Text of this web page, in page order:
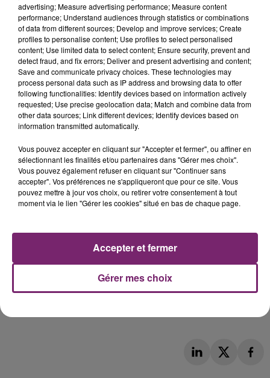
2_O7Bv4Homs
advertising; Measure advertising performance; Measure content
performance; Understand audiences through statistics or combinations
of data from different sources; Develop and improve services; Create
profiles to personalise content; Use profiles to select personalised
content; Use limited data to select content; Ensure security, prevent and
detect fraud, and fix errors; Deliver and present advertising and content;
Save and communicate privacy choices. These technologies may
process personal data such as IP address and browsing data to offer
following functionalities: Identify devices based on information actively
requested; Use precise geolocation data; Match and combine data from
other data sources; Link different devices; Identify devices based on
information transmitted automatically.
Vous pouvez accepter en cliquant sur "Accepter et fermer", ou affiner en
sélectionnant les finalités et/ou partenaires dans "Gérer mes choix".
Vous pouvez également refuser en cliquant sur "Continuer sans
accepter". Vos préférences ne s'appliqueront que pour ce site. Vous
pouvez mettre à jour vos choix, ou retirer votre consentement à tout
moment via le lien "Gérer les cookies" situé en bas de chaque page.
Gérer mes choix
Accepter et fermer